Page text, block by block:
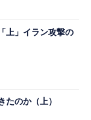
上」イラン攻撃の
たのか（上）